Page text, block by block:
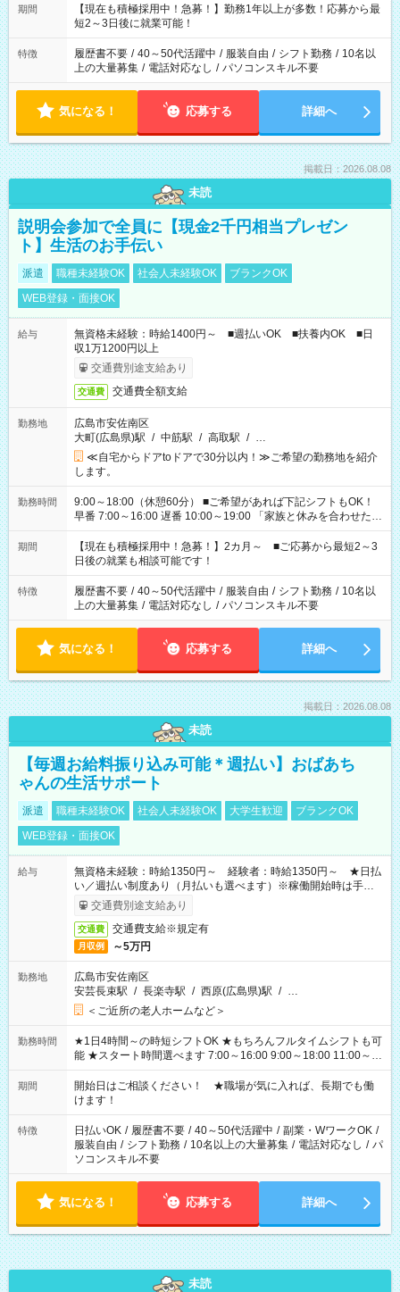
「できれば残業はしたくない」 など、ご希望を教えてください
ね。 ※Wワーク希望の方へ 今ご覧のお仕事で希望する勤務時間
と、もう1つのお仕事の勤務時間。 合計で週40時間を超える場
合は応募できません。
期間
【現在も積極採用中！急募！】勤務1年以上が多数！応募から最
短2～3日後に就業可能！
特徴 履歴書不要 / 40～50代活躍中 / 服装自由 / シフト勤務 / 10名以
上の大量募集 / 電話対応なし / パソコンスキル不要
気になる！ 応募する 詳細へ
掲載日：2026.08.08
未読
説明会参加で全員に【現金2千円相当プレゼン
ト】生活のお手伝い
派遣 職種未経験OK 社会人未経験OK
ブランクOK
WEB登録・面接OK
給与
無資格未経験：時給1400円～ ■週払いOK ■扶養内OK ■日
収1万1200円以上
交通費別途支給あり
交通費 交通費全額支給
勤務地
広島市安佐南区
大町(広島県)駅 / 中筋駅 / 高取駅 / …
≪自宅からドアtoドアで30分以内！≫ご希望の勤務地を紹介
します。
勤務時間
9:00～18:00（休憩60分） ■ご希望があれば下記シフトもOK！
早番 7:00～16:00 遅番 10:00～19:00 「家族と休みを合わせた
い」 「余裕を持って夕飯の準備がしたい」 「できれば残業はし
たくない」 など、ご希望を教えてくださいね。 ※Wワーク希望
の方へ 今ご覧のお仕事で希望する勤務時間と、もう1つのお仕事
の勤務時間。 合計で週40時間を超える場合は応募できません。
期間
【現在も積極採用中！急募！】2カ月～ ■ご応募から最短2～3
日後の就業も相談可能です！
特徴 履歴書不要 / 40～50代活躍中 / 服装自由 / シフト勤務 / 10名以
上の大量募集 / 電話対応なし / パソコンスキル不要
気になる！ 応募する 詳細へ
掲載日：2026.08.08
未読
【毎週お給料振り込み可能＊週払い】おばあち
ゃんの生活サポート
派遣 職種未経験OK 社会人未経験OK 大学生歓迎
ブランクOK
WEB登録・面接OK
給与
無資格未経験：時給1350円～ 経験者：時給1350円～ ★日払
い／週払い制度あり（月払いも選べます）※稼働開始時は手続き
完了次第のお支払いとなります。
交通費別途支給あり
交通費 交通費支給※規定有
月収例 ～5万円
勤務地
広島市安佐南区
安芸長束駅 / 長楽寺駅 / 西原(広島県)駅 / …
＜ご近所の老人ホームなど＞
勤務時間
★1日4時間～の時短シフトOK ★もちろんフルタイムシフトも可
能 ★スタート時間選べます 7:00～16:00 9:00～18:00 11:00～
20:00 など 残業なし！ ※Wワークの場合、他のお仕事と合わせ
週40時間超の就業はご案内できません ※法令に基づき、週20時
間以上勤務は社会保険への加入対象となります ※労働者派遣法
（日雇い派遣の原則禁止）により、短時間・短期間の就業はご
案内が難しい場合があります
期間
開始日はご相談ください！ ★職場が気に入れば、長期でも働
けます！
特徴 日払いOK / 履歴書不要 / 40～50代活躍中 / 副業・WワークOK /
服装自由 / シフト勤務 / 10名以上の大量募集 / 電話対応なし / パ
ソコンスキル不要
気になる！ 応募する 詳細へ
未読